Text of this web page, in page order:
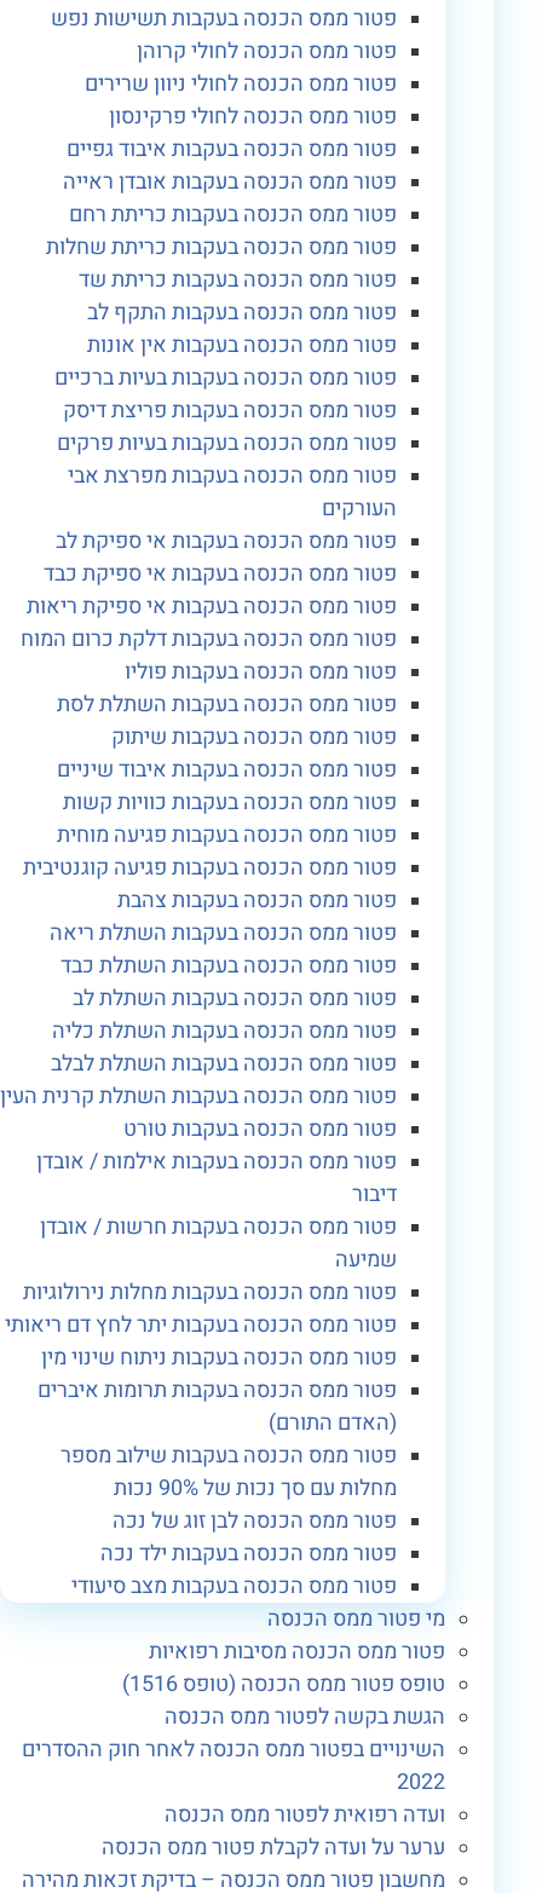
פטור ממס הכנסה בעקבות תשישות נפש
פטור ממס הכנסה לחולי קרוהן
פטור ממס הכנסה לחולי ניוון שרירים
פטור ממס הכנסה לחולי פרקינסון
פטור ממס הכנסה בעקבות איבוד גפיים
פטור ממס הכנסה בעקבות אובדן ראייה
פטור ממס הכנסה בעקבות כריתת רחם
פטור ממס הכנסה בעקבות כריתת שחלות
פטור ממס הכנסה בעקבות כריתת שד
פטור ממס הכנסה בעקבות התקף לב
פטור ממס הכנסה בעקבות אין אונות
פטור ממס הכנסה בעקבות בעיות ברכיים
פטור ממס הכנסה בעקבות פריצת דיסק
פטור ממס הכנסה בעקבות בעיות פרקים
פטור ממס הכנסה בעקבות מפרצת אבי
העורקים
פטור ממס הכנסה בעקבות אי ספיקת לב
פטור ממס הכנסה בעקבות אי ספיקת כבד
פטור ממס הכנסה בעקבות אי ספיקת ריאות
פטור ממס הכנסה בעקבות דלקת כרום המוח
פטור ממס הכנסה בעקבות פוליו
פטור ממס הכנסה בעקבות השתלת לסת
פטור ממס הכנסה בעקבות שיתוק
פטור ממס הכנסה בעקבות איבוד שיניים
פטור ממס הכנסה בעקבות כוויות קשות
פטור ממס הכנסה בעקבות פגיעה מוחית
פטור ממס הכנסה בעקבות פגיעה קוגנטיבית
פטור ממס הכנסה בעקבות צהבת
פטור ממס הכנסה בעקבות השתלת ריאה
פטור ממס הכנסה בעקבות השתלת כבד
פטור ממס הכנסה בעקבות השתלת לב
פטור ממס הכנסה בעקבות השתלת כליה
פטור ממס הכנסה בעקבות השתלת לבלב
פטור ממס הכנסה בעקבות השתלת קרנית העין
פטור ממס הכנסה בעקבות טורט
פטור ממס הכנסה בעקבות אילמות / אובדן
פטור ממס הכנסה בעקבות חרשות / אובדן
פטור ממס הכנסה בעקבות מחלות נירולוגיות
פטור ממס הכנסה בעקבות יתר לחץ דם ריאותי
פטור ממס הכנסה בעקבות ניתוח שינוי מין
פטור ממס הכנסה בעקבות תרומות איברים
(האדם התורם)
פטור ממס הכנסה בעקבות שילוב מספר
מחלות עם סך נכות של 90% נכות
פטור ממס הכנסה לבן זוג של נכה
פטור ממס הכנסה בעקבות ילד נכה
פטור ממס הכנסה בעקבות מצב סיעודי
מי פטור ממס הכנסה
פטור ממס הכנסה מסיבות רפואיות
טופס פטור ממס הכנסה (טופס 1516)
הגשת בקשה לפטור ממס הכנסה
השינויים בפטור ממס הכנסה לאחר חוק ההסדרים
ועדה רפואית לפטור ממס הכנסה
ערער על ועדה לקבלת פטור ממס הכנסה
מחשבון פטור ממס הכנסה – בדיקת זכאות מהירה